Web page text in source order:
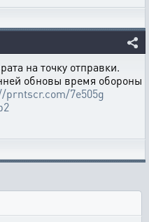
на точку отправки.
обновы время обороны
prntscr.com/7e505g